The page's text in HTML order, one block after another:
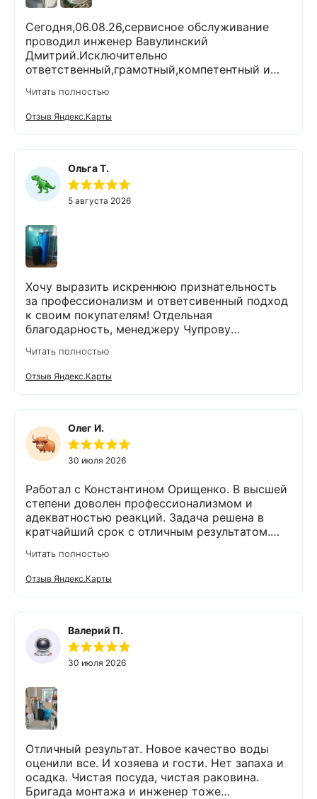
Сегодня,06.08.26,сервисное обслуживание
проводил инженер Вавулинский
Дмитрий.Исключительно
ответственный,грамотный,компетентный и
выполнены очень тщательно и качественно.На
все вопросы ответил
профессионально.Проанализировал и
устранил возникшие проблемы.При
выполнении работ поддерживал чистоту и
порядок.Помимо отличного выполненной
задачи,оставил хорошее настроение.Спасибо
Экодару,что в вашей организации работают
такие специалисты.
Читать полностью
Отзыв Яндекс.Карты
Ольга Т.
5 августа 2026
Хочу выразить искреннюю признательность
за профессионализм и ответсивенный подход
к своим покупателям! Отдельная
благодарность, менеджеру Чупрову
быстро и чётко всё объяснил,
порекомендовал и подобрал пару вариантов
оборудования. Монтаж так же сделали
быстро и качественно. На каждом этапе
Владимир был на связи и всегда отвечал на
интересующие нас вопросы. Приятным
бонусом был подарок😊👍спасибо. Остались
очень довольны компанией Экодар,
рекомендовать знакомым и друзьям,
обращаться в эту фирму.
Читать полностью
Отзыв Яндекс.Карты
Олег И.
30 июля 2026
Работал с Константином Орищенко. В высшей
степени доволен профессионализмом и
адекватностью реакций. Задача решена в
кратчайший срок с отличным результатом.
должном уровне. Спасибо!
Читать полностью
Отзыв Яндекс.Карты
Валерий П.
30 июля 2026
Отличный результат. Новое качество воды
оценили все. И хозяева и гости. Нет запаха и
осадка. Чистая посуда, чистая раковина.
Бригада монтажа и инженер тоже